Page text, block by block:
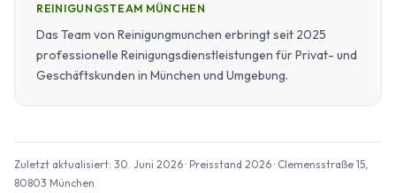
REINIGUNGSTEAM MÜNCHEN
Das Team von Reinigungmunchen erbringt seit 2025
professionelle Reinigungsdienstleistungen für Privat- und
Geschäftskunden in München und Umgebung.
Zuletzt aktualisiert: 30. Juni 2026 · Preisstand 2026 · Clemensstraße 15,
80803 München